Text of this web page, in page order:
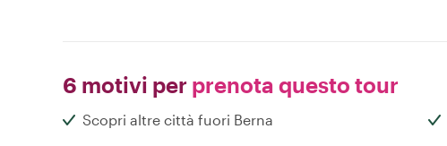
6 motivi per prenota questo tour
Scopri altre città fuori Berna